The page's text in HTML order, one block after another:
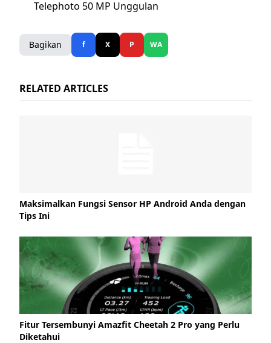
Telephoto 50 MP Unggulan
Bagikan f X P WA
RELATED ARTICLES
Maksimalkan Fungsi Sensor HP Android Anda dengan
Tips Ini
Fitur Tersembunyi Amazfit Cheetah 2 Pro yang Perlu
Diketahui